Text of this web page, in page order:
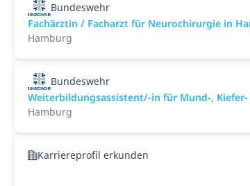
Bundeswehr
Fachärztin / Facharzt für Neurochirurgie in
Hamburg
Bundeswehr
Weiterbildungsassistent/-in für Mund-,
Hamburg
Karriereprofil erkunden